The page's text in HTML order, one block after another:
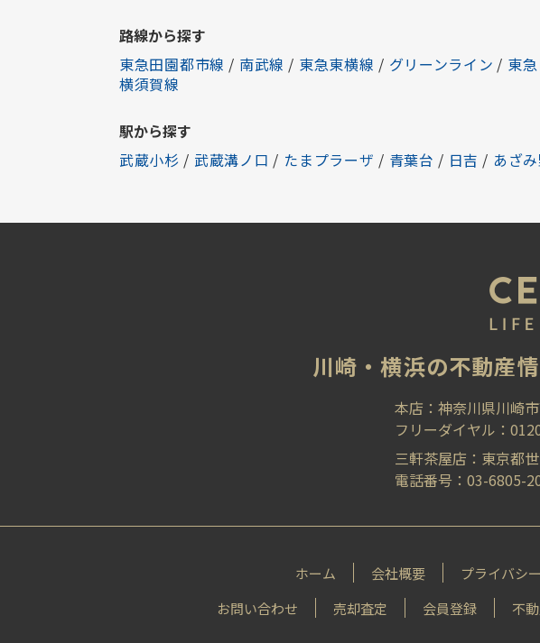
路線から探す
東急田園都市線 / 南武線 / 東急東横線 / グリーンライン / 東
横須賀線
駅から探す
武蔵小杉 / 武蔵溝ノ口 / たまプラーザ / 青葉台 / 日吉 / あざ
川崎‧横浜の不動産
本店：神奈川県川崎
フリーダイヤル：
三軒茶屋店：東京都
電話番号：03-6805-
ホーム 会社概要 プライバシ
お問い合わせ
売却査定 会員登録 不